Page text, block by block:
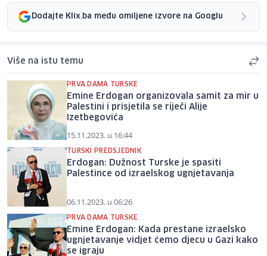
Dodajte Klix.ba među omiljene izvore na Googlu
Više na istu temu
PRVA DAMA TURSKE
Emine Erdogan organizovala samit za mir u
Palestini i prisjetila se riječi Alije
Izetbegovića
15.11.2023. u 16:44
TURSKI PREDSJEDNIK
Erdogan: Dužnost Turske je spasiti
Palestince od izraelskog ugnjetavanja
06.11.2023. u 06:26
PRVA DAMA TURSKE
Emine Erdogan: Kada prestane izraelsko
ugnjetavanje vidjet ćemo djecu u Gazi kako
se igraju